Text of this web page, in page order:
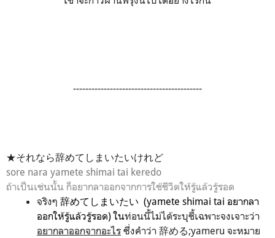
------------------------------------------
★それなら辞めてしまいたいけれど
sore nara yamete shimai tai keredo
ถ้าเป็นเช่นนั้น ก็อยากลาออกจากการใช้ชีวิตให้รู้แล้วรู้รอด
จริงๆ 辞めてしまいたい (yamete shimai tai อยากลา
ออกให้รู้แล้วรู้รอด) ในท่อนนี้ไม่ได้ระบุชี้เฉพาะจงเจาะว่า
อยากลาออกจากอะไร ซึ่งคำว่า 辞める;yameru จะหมาย